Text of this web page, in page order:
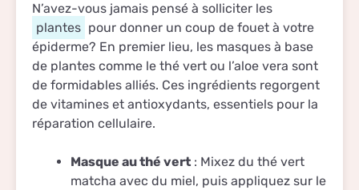
N’avez-vous jamais pensé à solliciter les
plantes pour donner un coup de fouet à votre
épiderme? En premier lieu, les masques à base
de plantes comme le thé vert ou l’aloe vera sont
de formidables alliés. Ces ingrédients regorgent
de vitamines et antioxydants, essentiels pour la
réparation cellulaire.
Masque au thé vert : Mixez du thé vert
matcha avec du miel, puis appliquez sur le